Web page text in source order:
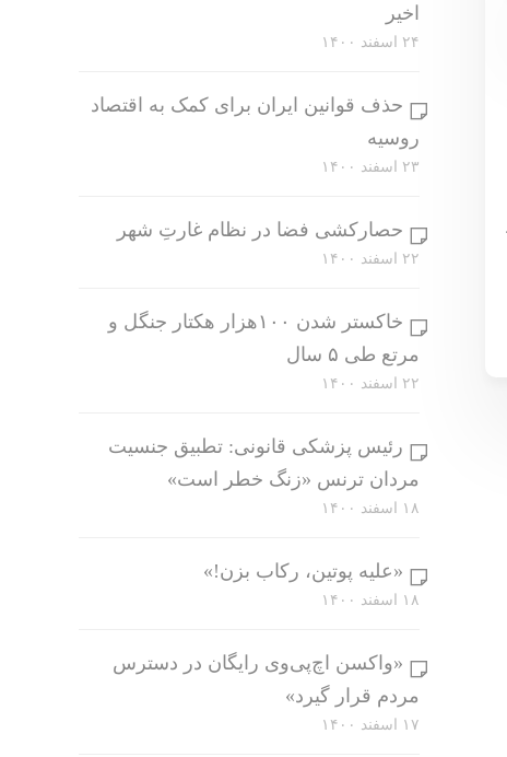
اخیر
۲۴ اسفند ۱۴۰۰
حذف قوانین ایران برای کمک به اقتصاد
روسیه
۲۳ اسفند ۱۴۰۰
حصارکشی فضا در نظام غارتِ شهر
۲۲ اسفند ۱۴۰۰
خاکستر شدن ۱۰۰هزار هکتار جنگل و
مرتع طی ۵ سال
۲۲ اسفند ۱۴۰۰
رئیس پزشکی قانونی: تطبیق جنسیت
مردان ترنس «زنگ خطر است»
۱۸ اسفند ۱۴۰۰
«علیه پوتین، رکاب بزن!»
۱۸ اسفند ۱۴۰۰
«واکسن اچ‌پی‌وی رایگان در دسترس
مردم قرار گیرد»
۱۷ اسفند ۱۴۰۰